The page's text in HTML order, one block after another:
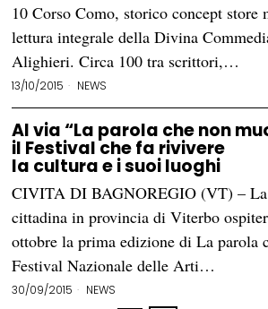
10 Corso Como, storico concept store
lettura integrale della Divina
Alighieri. Circa 100 tra scrittori,…
13/10/2015 NEWS
Al via “La parola che non
il Festival che fa rivivere
la cultura e i suoi luoghi
CIVITA DI BAGNOREGIO (VT) – La
cittadina in provincia di Viterbo
ottobre la prima edizione di La parola
Festival Nazionale delle Arti…
30/09/2015 NEWS